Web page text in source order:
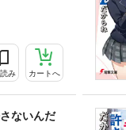
み カートへ
ないんだ